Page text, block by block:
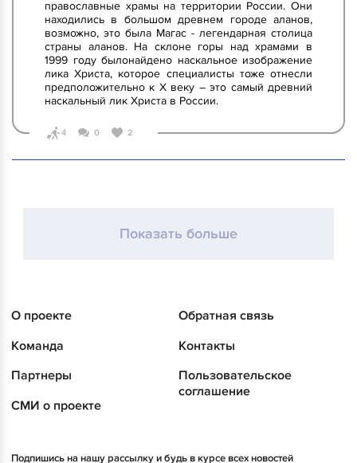
православные храмы на территории России. Они
находились в большом древнем городе аланов,
возможно, это была Магас - легендарная столица
страны аланов. На склоне горы над храмами в
1999 году былонайдено наскальное изображение
лика Христа, которое специалисты тоже отнесли
предположительно к X веку – это самый древний
наскальный лик Христа в России.
4 0 2
Показать больше
О проекте
Команда
Партнеры
СМИ о проекте
Обратная связь
Контакты
Пользовательское
соглашение
Подпишись на нашу рассылку и будь в курсе всех новостей